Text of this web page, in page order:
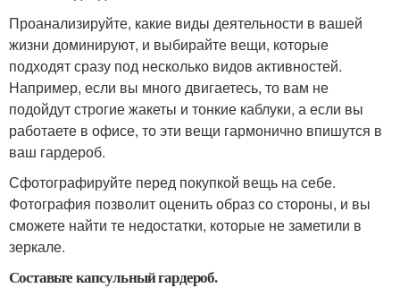
Проанализируйте, какие виды деятельности в вашей
жизни доминируют, и выбирайте вещи, которые
подходят сразу под несколько видов активностей.
Например, если вы много двигаетесь, то вам не
подойдут строгие жакеты и тонкие каблуки, а если вы
работаете в офисе, то эти вещи гармонично впишутся в
ваш гардероб.
Сфотографируйте перед покупкой вещь на себе.
Фотография позволит оценить образ со стороны, и вы
сможете найти те недостатки, которые не заметили в
зеркале.
Составьте капсульный гардероб.